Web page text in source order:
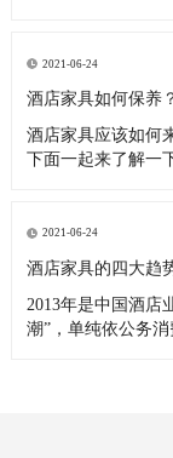
打着定制招牌的厂
就是根据酒店的主体
2021-06-24
酒店家具如何保养
酒店家具应该如何
下面一起来了解一
后用透明的指甲油
店家具漆面
2021-06-24
酒店家具的四大趋
2013年是中国酒店
潮”，单纯依公务